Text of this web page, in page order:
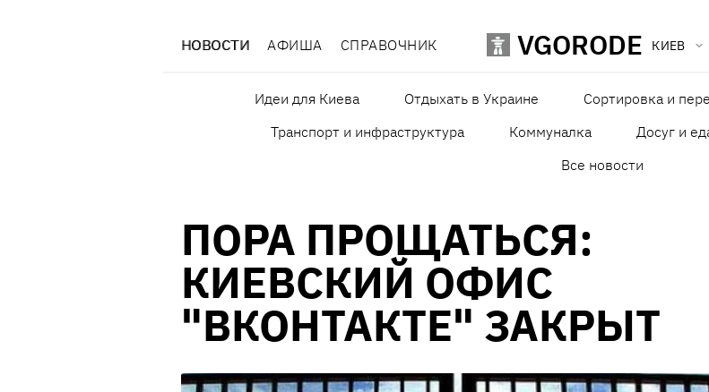
НОВОСТИ АФИША СПРАВОЧНИК VGORODE КИЕВ
Идеи для Киева Отдыхать в Украине Сортировка и
Транспорт и инфраструктура
Коммуналка Досуг и
Все новости
ПОРА ПРОЩАТЬСЯ:
КИЕВСКИЙ ОФИС
"ВКОНТАКТЕ" ЗАКРЫТ